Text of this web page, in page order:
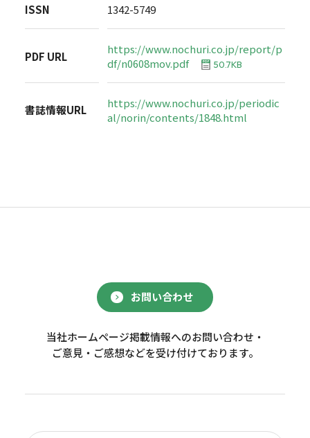
ISSN 1342-5749
PDF URL
https://www.nochuri.co.jp/report/p
df/n0608mov.pdf
50.7KB
書誌情報URL
https://www.nochuri.co.jp/periodic
al/norin/contents/1848.html
お問い合わせ
当社ホームページ掲載情報へのお問い合わせ・
ご意見・ご感想などを受け付けております。